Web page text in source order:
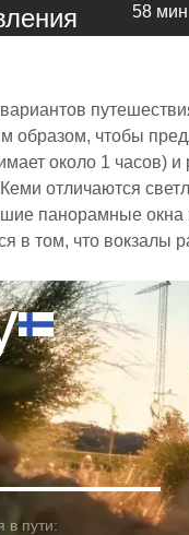
58 мин
образом, чтобы
около 1
отличаются
панорамные окна
в том, что вокзалы
в пути: